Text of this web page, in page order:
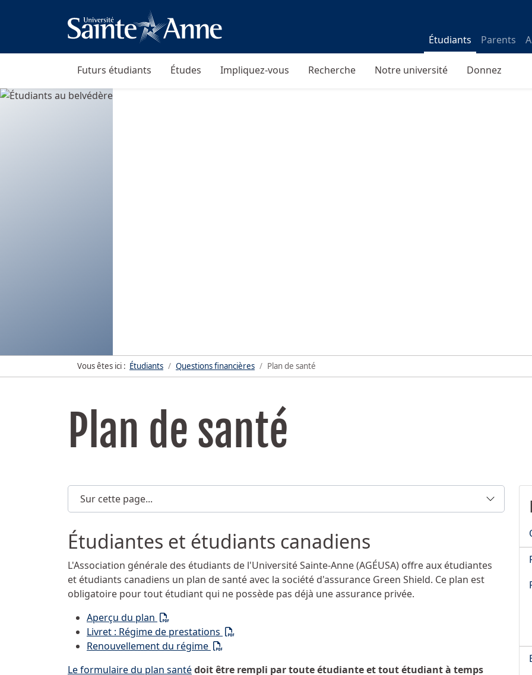
Étudiants Parents
Futurs étudiants Études Impliquez-vous Recherche Notre université Donnez
Vous êtes ici : Étudiants Questions financières Plan de santé
Plan de santé
Sur cette page...
Étudiantes et étudiants canadiens
L'Association générale des étudiants de l'UniversitéSainte-Anne(AGÉUSA) offre aux étudiantes
et étudiants canadiens un plan de santé avec la société d'assurance Green Shield. Ce plan est
obligatoire pour tout étudiant qui ne possède pas déjà une assurance privée.
Aperçu du plan (PDF)
Livret : Régime de prestations (PDF)
Renouvellement du régime (PDF)
Le formulaire du plan santédoit être rempli par toute étudiante et tout étudiant à temps